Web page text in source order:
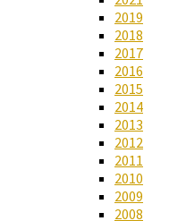
2019
2018
2017
2016
2015
2014
2013
2012
2011
2010
2009
2008